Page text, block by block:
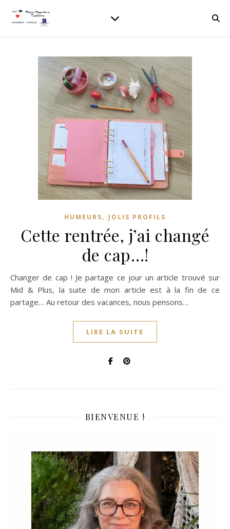
HUMEURS, JOLIS PROFILS
Cette rentrée, j’ai changé
de cap…!
Changer de cap ! Je partage ce jour un article trouvé sur
Mid & Plus, la suite de mon article est à la fin de ce
partage… Au retour des vacances, nous pensons…
LIRE LA SUITE
BIENVENUE !